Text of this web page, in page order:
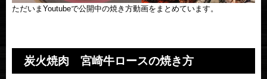
ただいまYoutubeで公開中の焼き方動画をまとめています。
炭火焼肉 宮崎牛ロースの焼き方